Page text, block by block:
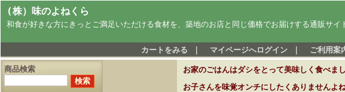
(株）味のよねくら
和食が好きな方にきっとご満足いただける食材を、築地のお店と同じ価格でお届けする通販サイ
カートをみる マイページへログイン ご利用案
商品検索
お家のごはんはダシをとって美味しく食べまし
お子さんを味覚オンチにしたくありませんよね